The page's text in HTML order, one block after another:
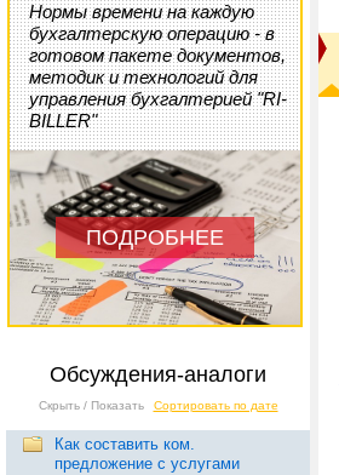
Нормы времени на каждую
бухгалтерскую операцию - в
готовом пакете документов,
методик и технологий для
управления бухгалтерией "RI-
BILLER"
ПОДРОБНЕЕ
Обсуждения-аналоги
Скрыть / Показать Сортировать по дате
Как составить ком.
предложение с услугами